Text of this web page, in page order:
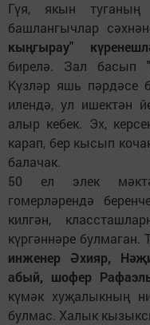
Гүя, якын
башлангычлар
кыңгырау"
бирелә. Зал басып
Күзләр яшь пәрдәсе
илендә, ул ишектән
алыр кебек. Эх,
карап, бер кысып
балачак.
50 ел элек
гомерләрендә
килгән,
күргәннәре булмаган.
инженер Әхияр,
абый, шофер
күмәк хуҗалыкның
булмас. Халык